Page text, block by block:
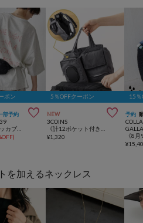
ポン
部予約 
)
5％OFFクーポン
NEW 
3COINS
¥1,320
15％
予約
¥
を加えるネックレス